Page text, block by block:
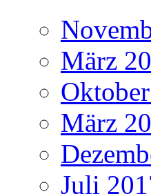
März
März
Juli